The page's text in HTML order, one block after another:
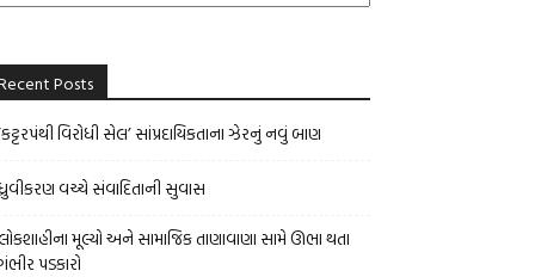
Posts
વિરોધી સેલ’ સાંપ્રદાયિકતાના ઝેરનું નવું બાણ
વચ્ચે સંવાદિતાની સુવાસ
મૂલ્યો અને સામાજિક તાણાવાણા સામે ઊભા થતા
પડકારો